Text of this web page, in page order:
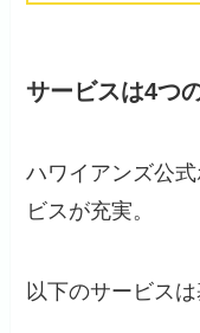
サービスは4つ
ハワイアンズ公
ビスが充実。
以下のサービス